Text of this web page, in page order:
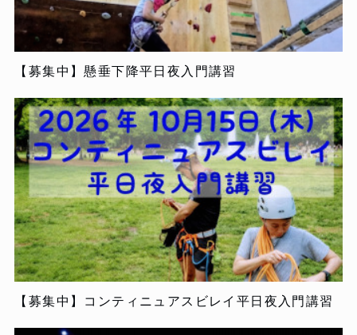
【募集中】懸垂下降平日夜入門講習
【募集中】コンティニュアスビレイ平日夜入門講習